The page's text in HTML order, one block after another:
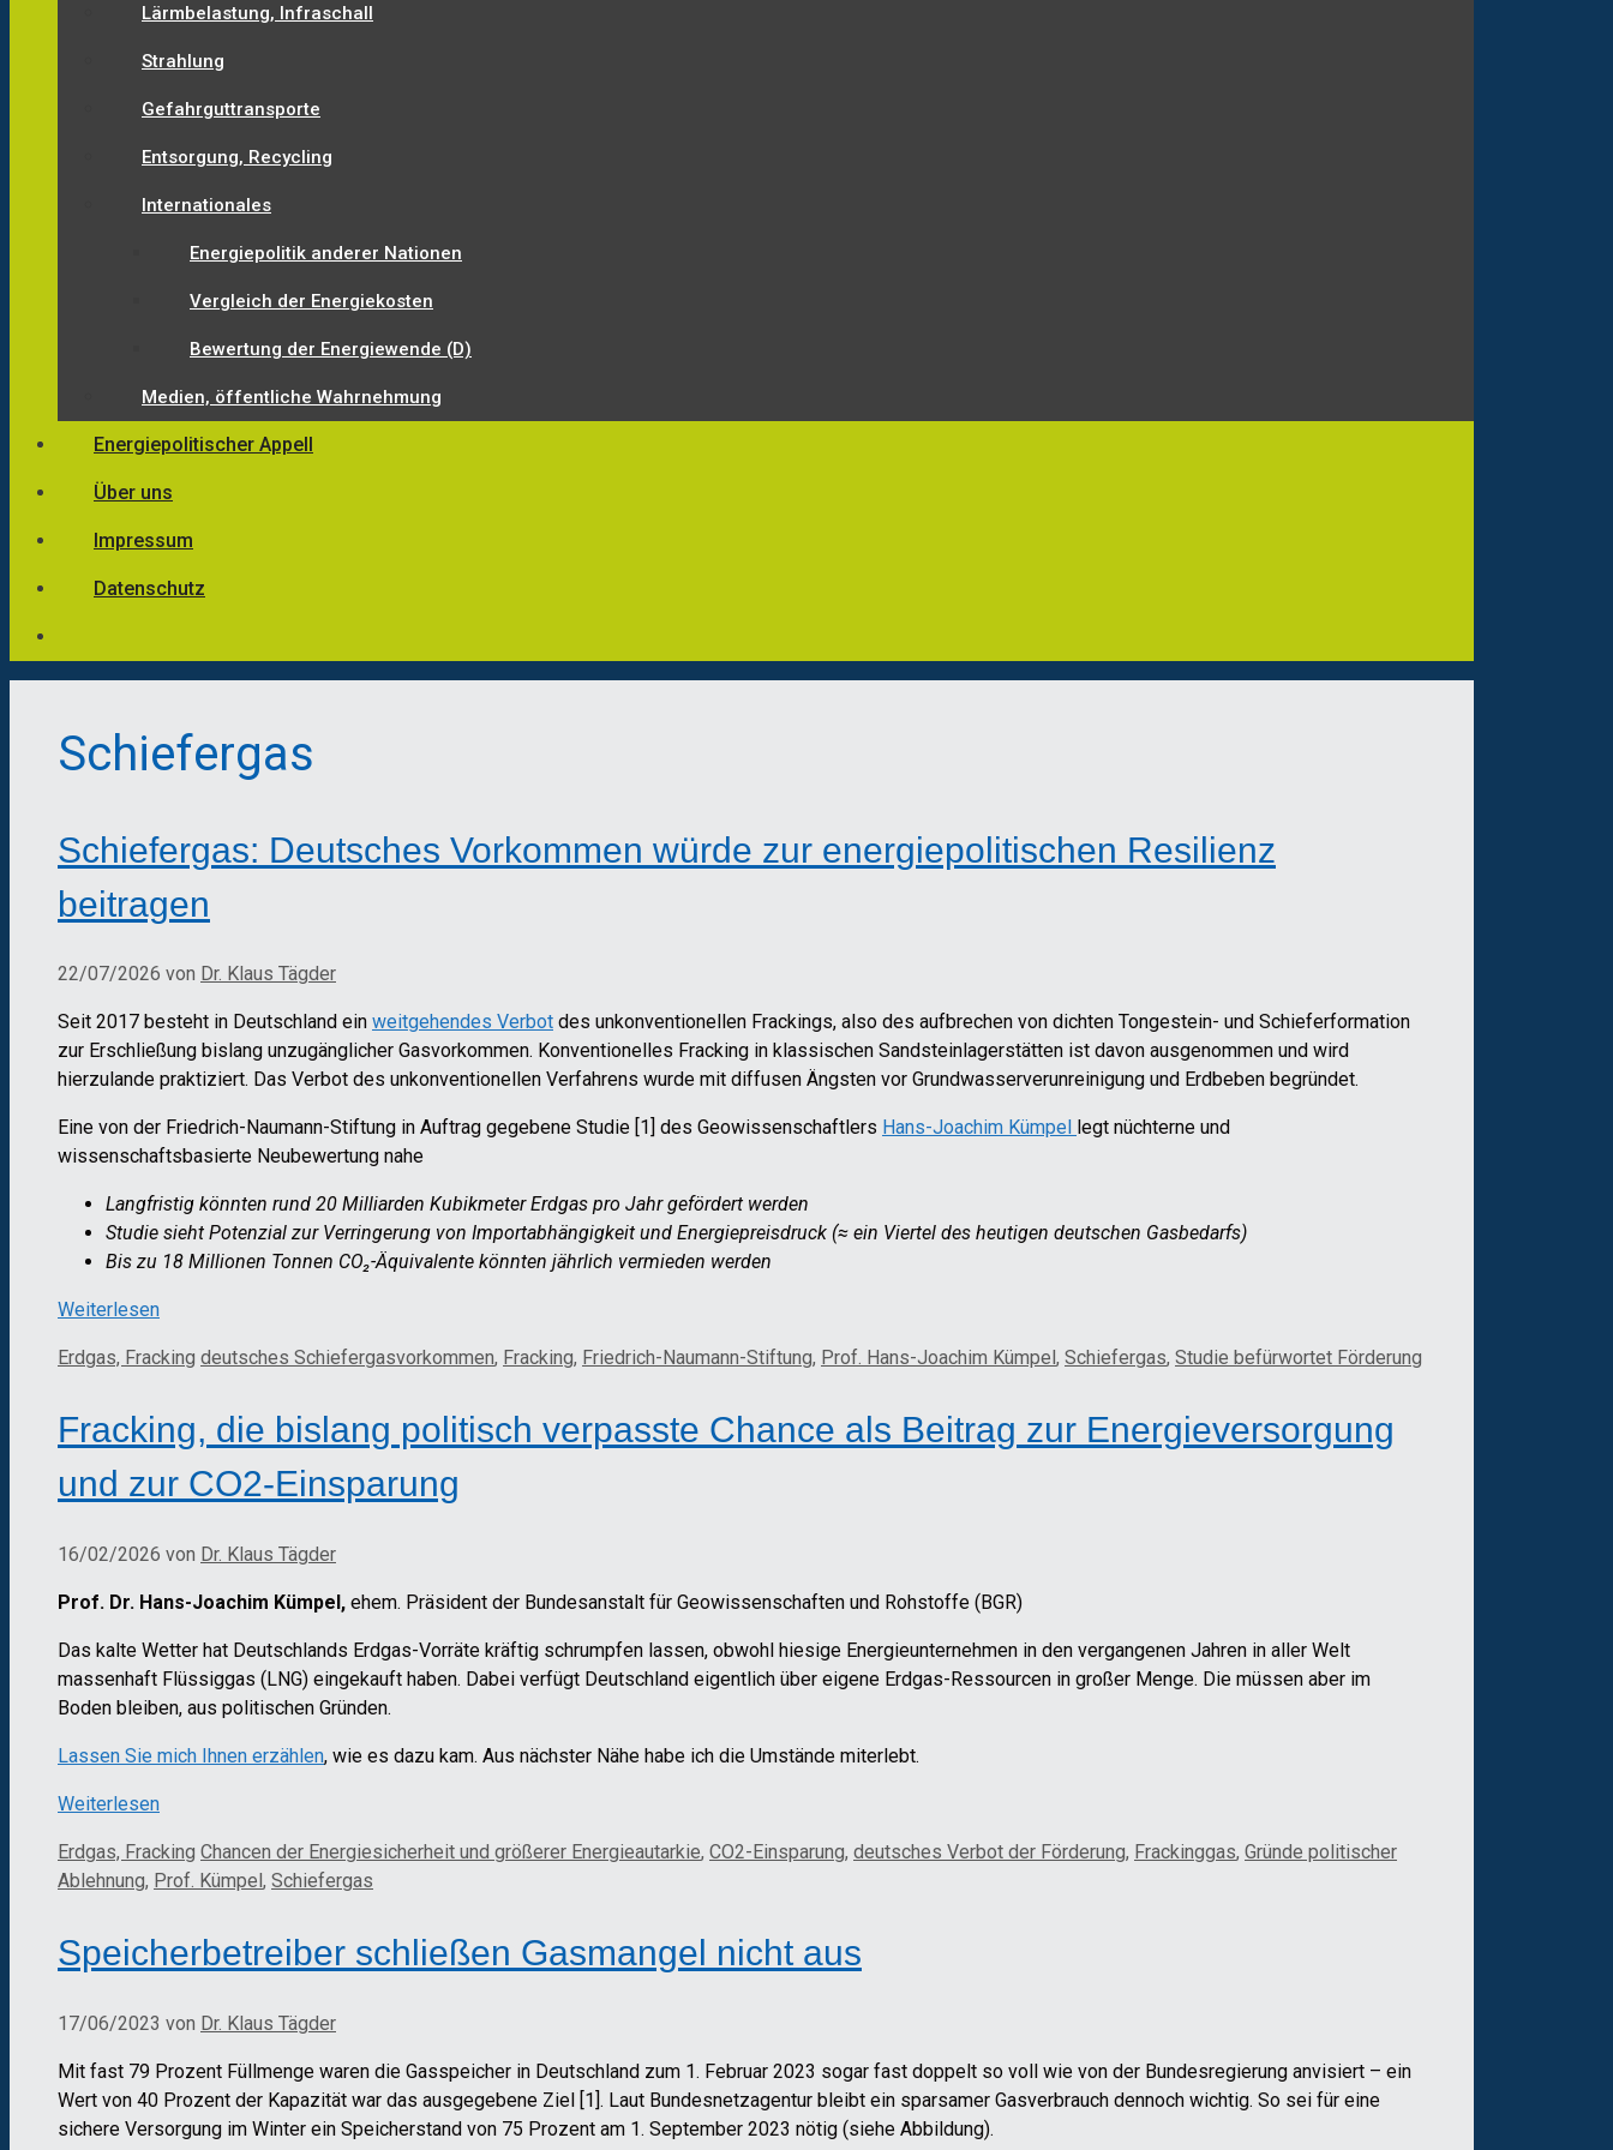
Lärmbelastung, Infraschall
Strahlung
Gefahrguttransporte
Entsorgung, Recycling
Internationales
Energiepolitik anderer Nationen
Vergleich der Energiekosten
Bewertung der Energiewende (D)
Medien, öffentliche Wahrnehmung
Energiepolitischer Appell
Über uns
Impressum
Datenschutz
Schiefergas
Schiefergas: Deutsches Vorkommen würde zur energiepolitischen Resilienz
beitragen
22/07/2026 von Dr. Klaus Tägder
Seit 2017 besteht in Deutschland ein weitgehendes Verbot des unkonventionellen Frackings, also des aufbrechen von dichten Tongestein- und Schieferformation
zur Erschließung bislang unzugänglicher Gasvorkommen. Konventionelles Fracking in klassischen Sandsteinlagerstätten ist davon ausgenommen und wird
hierzulande praktiziert. Das Verbot des unkonventionellen Verfahrens wurde mit diffusen Ängsten vor Grundwasserverunreinigung und Erdbeben begründet.
Eine von der Friedrich-Naumann-Stiftung in Auftrag gegebene Studie [1] des Geowissenschaftlers Hans-Joachim Kümpel
legt nüchterne und
wissenschaftsbasierte Neubewertung nahe
Langfristig könnten rund 20 Milliarden Kubikmeter Erdgas pro Jahr gefördert werden
Studie sieht Potenzial zur Verringerung von Importabhängigkeit und Energiepreisdruck (≈ ein Viertel des heutigen deutschen Gasbedarfs)
Bis zu 18 Millionen Tonnen CO₂-Äquivalente könnten jährlich vermieden werden
Weiterlesen
Kategorien
Erdgas, Fracking Schlagwörter
deutsches Schiefergasvorkommen, Fracking, Friedrich-Naumann-Stiftung, Prof. Hans-Joachim Kümpel , Schiefergas, Studie befürwortet Förderung
Fracking, die bislang politisch verpasste Chance als Beitrag zur Energieversorgung
und zur CO2-Einsparung
16/02/2026 von Dr. Klaus Tägder
Prof. Dr. Hans-Joachim Kümpel, ehem. Präsident der Bundesanstalt für Geowissenschaften und Rohstoffe (BGR)
Das kalte Wetter hat Deutschlands Erdgas-Vorräte kräftig schrumpfen lassen, obwohl hiesige Energieunternehmen in den vergangenen Jahren in aller Welt
massenhaft Flüssiggas (LNG) eingekauft haben. Dabei verfügt Deutschland eigentlich über eigene Erdgas-Ressourcen in großer Menge. Die müssen aber im
Boden bleiben, aus politischen Gründen.
Lassen Sie mich Ihnen erzählen, wie es dazu kam. Aus nächster Nähe habe ich die Umstände miterlebt.
Weiterlesen
Kategorien
Erdgas, Fracking Schlagwörter
Chancen der Energiesicherheit und größerer Energieautarkie, CO2-Einsparung, deutsches Verbot der Förderung, Frackinggas, Gründe politischer
Ablehnung, Prof. Kümpel , Schiefergas
Speicherbetreiber schließen Gasmangel nicht aus
17/06/2023 von Dr. Klaus Tägder
Mit fast 79 Prozent Füllmenge waren die Gasspeicher in Deutschland zum 1. Februar 2023 sogar fast doppelt so voll wie von der Bundesregierung anvisiert – ein
Wert von 40 Prozent der Kapazität war das ausgegebene Ziel [1]. Laut Bundesnetzagentur bleibt ein sparsamer Gasverbrauch dennoch wichtig. So sei für eine
sichere Versorgung im Winter ein Speicherstand von 75 Prozent am 1. September 2023 nötig (siehe Abbildung).